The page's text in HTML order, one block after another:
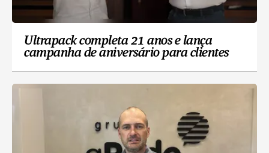
Ultrapack completa 21 anos e lança
campanha de aniversário para clientes